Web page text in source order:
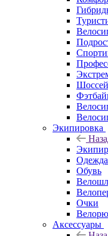
Экипировка
Одежда
Обувь
Очки
Аксессуары